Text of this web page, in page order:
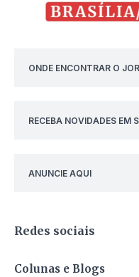
ONDE ENCONTRAR O
RECEBA NOVIDADES EM
ANUNCIE AQUI
Redes sociais
Colunas e Blogs